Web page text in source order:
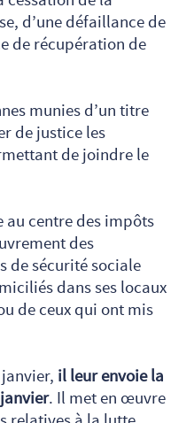
d’une défaillance de
de récupération de
munies d’un titre
de justice les
de joindre le
au centre des impôts
des
de sécurité sociale
dans ses locaux
de ceux qui ont mis
il leur envoie la
. Il met en œuvre